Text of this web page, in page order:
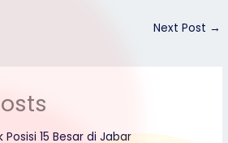
Next Post →